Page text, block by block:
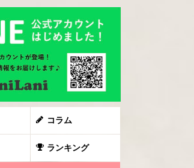
コラム
ランキング